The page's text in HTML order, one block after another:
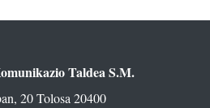
Taldea S.M.
20 Tolosa 20400